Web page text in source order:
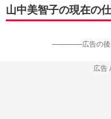
山中美智子の現在の
-----------------広告の
広告